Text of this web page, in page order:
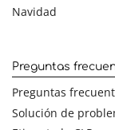
Navidad
Preguntas
Preguntas
Solución de